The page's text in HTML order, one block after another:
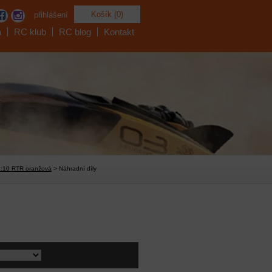
Košík (0)
přihlášení
RC klub RC blog Kontakt
RTR oranžová > Náhradní díly